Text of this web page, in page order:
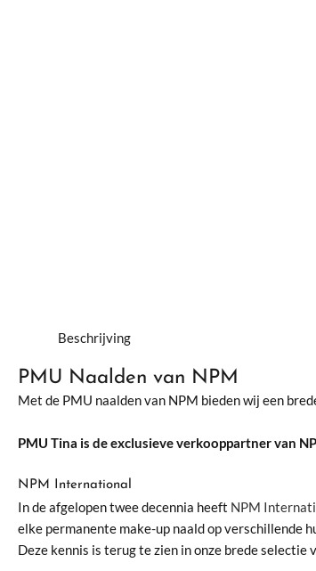
Beschrijving
PMU Naalden van NPM
Met de PMU naalden van NPM bieden wij een
PMU Tina is de exclusieve verkooppartner van
NPM International
In de afgelopen twee decennia heeft NPM
elke permanente make-up naald op verschillende
Deze kennis is terug te zien in onze brede